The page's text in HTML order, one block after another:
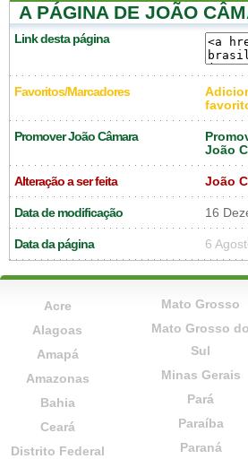
A PÁGINA DE JOÃO
Link desta página
Favoritos/Marcadores
Promover João Câmara
João
Alteração a ser feita João
Data de modificação 16
Data da página 6
Acre
Alagoas
Amapá
Amazonas
Bahia
Ceará
Distrito Federal
Mato Grosso
Mato Grosso do
Sul
Minas Gerais
Pará
Paraíba
Paraná